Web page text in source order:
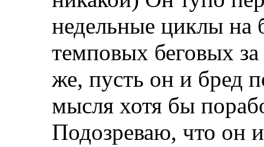
недельные циклы на
темповых беговых
же, пусть он и бред
мысля хотя бы
Подозреваю, что он